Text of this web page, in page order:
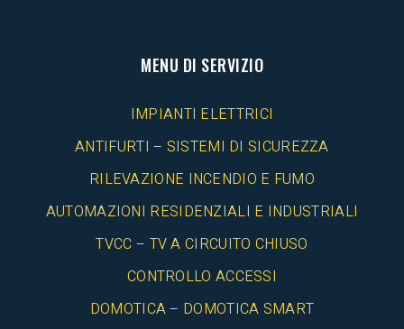
MENU DI SERVIZIO
IMPIANTI ELETTRICI
ANTIFURTI – SISTEMI DI SICUREZZA
RILEVAZIONE INCENDIO E FUMO
AUTOMAZIONI RESIDENZIALI E INDUSTRIALI
TVCC – TV A CIRCUITO CHIUSO
CONTROLLO ACCESSI
DOMOTICA – DOMOTICA SMART